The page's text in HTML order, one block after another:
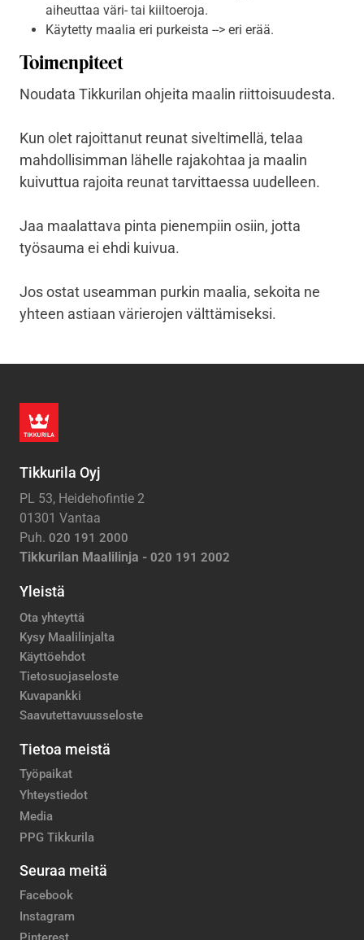
aiheuttaa väri- tai kiiltoeroja.
Käytetty maalia eri purkeista --> eri erää.
Toimenpiteet
Noudata Tikkurilan ohjeita maalin riittoisuudesta.
Kun olet rajoittanut reunat siveltimellä, telaa
mahdollisimman lähelle rajakohtaa ja maalin
kuivuttua rajoita reunat tarvittaessa uudelleen.
Jaa maalattava pinta pienempiin osiin, jotta
työsauma ei ehdi kuivua.
Jos ostat useamman purkin maalia, sekoita ne
yhteen astiaan värierojen välttämiseksi.
Tikkurila Oyj
PL 53, Heidehofintie 2
01301 Vantaa
Puh. 020 191 2000
Tikkurilan Maalilinja - 020 191 2002
Yleistä
Ota yhteyttä
Kysy Maalilinjalta
Käyttöehdot
Tietosuojaseloste
Kuvapankki
Saavutettavuusseloste
Tietoa meistä
Työpaikat
Yhteystiedot
Media
PPG Tikkurila
Seuraa meitä
Facebook
Instagram